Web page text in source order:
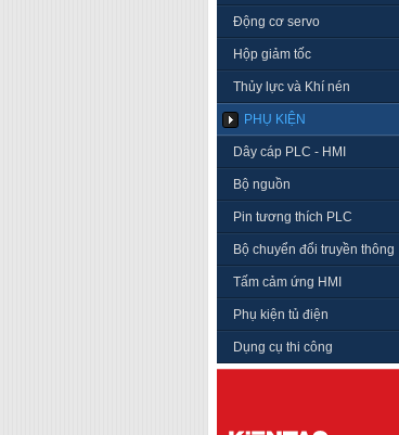
Động cơ servo
Hộp giảm tốc
Thủy lực và Khí nén
PHỤ KIỆN
Dây cáp PLC - HMI
Bộ nguồn
Pin tương thích PLC
Bộ chuyển đổi truyền thông
Tấm cảm ứng HMI
Phụ kiện tủ điện
Dụng cụ thi công